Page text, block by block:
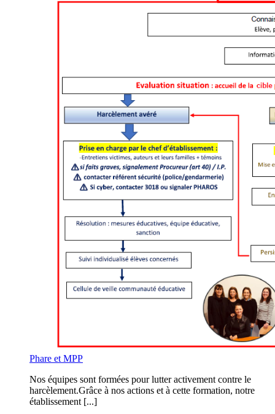
Phare et MPP
Nos équipes sont formées pour lutter activement contre le
harcèlement.Grâce à nos actions et à cette formation, notre
établissement [...]